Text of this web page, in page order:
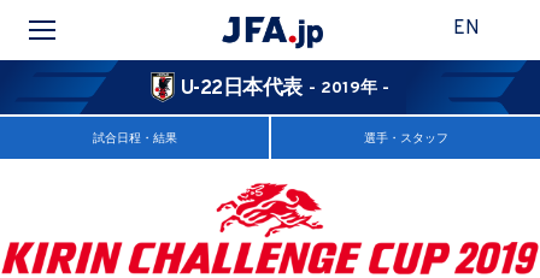
EN
U-22日本代表 - 2019年 -
試合日程・結果 選手・スタッフ